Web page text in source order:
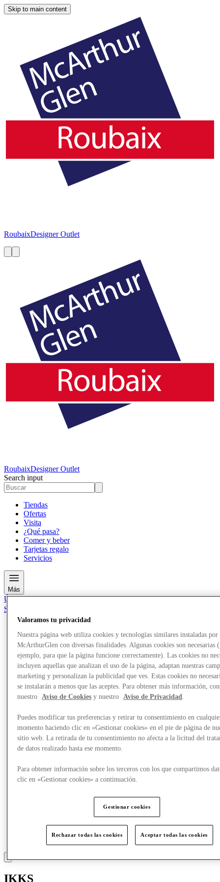
Skip to main content
RoubaixDesigner Outlet
RoubaixDesigner Outlet
Search input
Tiendas
Ofertas
Visita
¿Qué pasa?
Comer y beber
Tarjetas regalo
Servicios
Más
Únete al Club
Salvado
Tiendas
Ofertas
Visita
¿Qué pasa?
Comer y beber
Tarjetas regalo
Servicios
IKKS
Valoramos tu privacidad
Nuestra página web utiliza cookies y tecnologías similares instaladas por
McArthurGlen con diversas finalidades. Algunas cookies son necesarias
ejemplo, para que la página funcione correctamente). Las cookies no
incluyen aquellas que analizan el uso de la página, adaptan nuestras
marketing y personalizan la publicidad que ves. Estas cookies no
se instalarán a menos que las aceptes. Para obtener más información,
nuestro
Aviso de Cookies y nuestro Aviso de Privacidad.
Puedes modificar tus preferencias y retirar tu consentimiento en
momento haciendo clic en «Gestionar cookies» en el pie de página de
sitio web. La retirada de tu consentimiento no afecta a la licitud del
de datos realizado hasta ese momento.
Para obtener información sobre los terceros con los que compartimos
clic en «Gestionar cookies» a continuación.
Gestionar cookies
Rechazar todas las cookies Aceptar todas las cookies